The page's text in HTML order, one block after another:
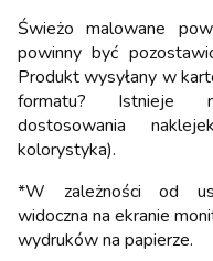
Świeżo malowane
powinny być
Produkt wysyłany w
formatu? Istnieje
dostosowania
kolorystyka).
*W zależności od
widoczna na ekranie
wydruków na papierze.